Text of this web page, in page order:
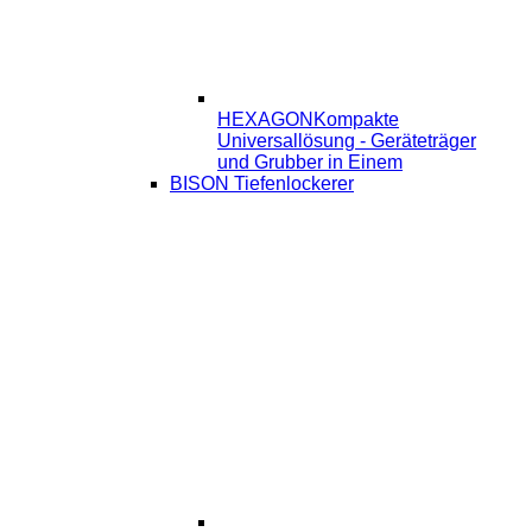
HEXAGON Kompakte
Universallösung - Geräteträger
und Grubber in Einem
BISON Tiefenlockerer